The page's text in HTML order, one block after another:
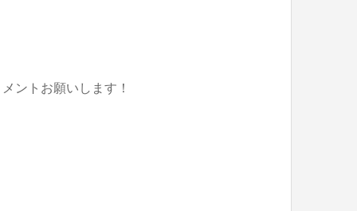
ントお願いします！